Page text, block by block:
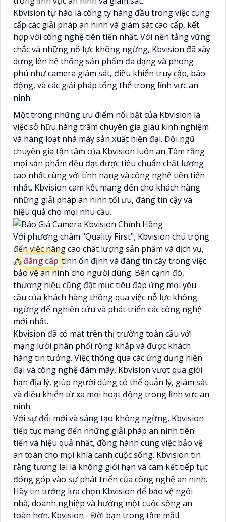
Kbvision tự hào là công ty hàng đầu trong việc cung
cấp các giải pháp an ninh và giám sát cao cấp, kết
hợp với công nghệ tiên tiến nhất. Với nền tảng vững
chắc và những nỗ lực không ngừng, Kbvision đã xây
dựng lên hệ thống sản phẩm đa dạng và phong
phú như camera giám sát, điều khiển truy cập, báo
động, và các giải pháp tổng thể trong lĩnh vực an
ninh.
Một trong những ưu điểm nổi bật của Kbvision là
việc sở hữu hàng trăm chuyên gia giàu kinh nghiệm
và hàng loạt nhà máy sản xuất hiện đại. Đội ngũ
chuyên gia tận tâm của Kbvision luôn an Tâm rằng
mọi sản phẩm đều đạt được tiêu chuẩn chất lượng
cao nhất cùng với tính năng và công nghệ tiên tiến
nhất. Kbvision cam kết mang đến cho khách hàng
những giải pháp an ninh tối ưu, đáng tin cậy và
hiệu quả cho mọi nhu cầu.
Với phương châm "Quality First", Kbvision chú trọng
đến việc nâng cao chất lượng sản phẩm và dịch vụ,
⁂đẳng cấp tính ổn định và đáng tin cậy trong việc
bảo vệ an ninh cho người dùng. Bên cạnh đó,
thương hiệu cũng đặt mục tiêu đáp ứng mọi yêu
cầu của khách hàng thông qua việc nỗ lực không
ngừng để nghiên cứu và phát triển các công nghệ
mới nhất.
Kbvision đã có mặt trên thị trường toàn cầu với
mạng lưới phân phối rộng khắp và được khách
hàng tin tưởng. Việc thông qua các ứng dụng hiện
đại và công nghệ đám mây, Kbvision vượt qua giới
hạn địa lý, giúp người dùng có thể quản lý, giám sát
và điều khiển từ xa mọi hoạt động trong lĩnh vực an
ninh.
Với sự đổi mới và sáng tạo không ngừng, Kbvision
tiếp tục mang đến những giải pháp an ninh tiên
tiến và hiệu quả nhất, đồng hành cùng việc bảo vệ
an toàn cho mọi khía cạnh cuộc sống. Kbvision tin
rằng tương lai là không giới hạn và cam kết tiếp tục
đóng góp vào sự phát triển của công nghệ an ninh.
Hãy tin tưởng lựa chọn Kbvision để bảo vệ ngôi
nhà, doanh nghiệp và hưởng một cuộc sống an
toàn hơn. Kbvision - Đời bạn trong tầm mắt!